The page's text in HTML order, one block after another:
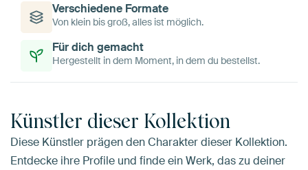
Verschiedene Formate
Von klein bis groß, alles ist möglich.
Für dich gemacht
Hergestellt in dem Moment, in dem du bestellst.
Künstler dieser Kollektion
Diese Künstler prägen den Charakter dieser Kollektion.
Entdecke ihre Profile und finde ein Werk, das zu deiner